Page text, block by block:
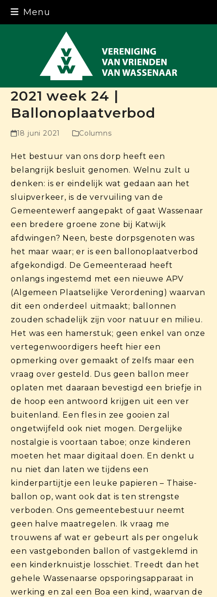
Skip
Menu
2021 week 24 |
Ballonoplaatverbod
18 juni 2021 Columns
Het bestuur van ons dorp heeft een
belangrijk besluit genomen. Welnu zult u
denken: is er eindelijk wat gedaan aan het
sluipverkeer, is de vervuiling van de
Gemeentewerf aangepakt of gaat Wassenaar
een bredere groene zone bij Katwijk
afdwingen? Neen, beste dorpsgenoten was
het maar waar; er is een ballonoplaatverbod
afgekondigd. De Gemeenteraad heeft
onlangs ingestemd met een nieuwe APV
(Algemeen Plaatselijke Verordening) waarvan
dit een onderdeel uitmaakt; ballonnen
zouden schadelijk zijn voor natuur en milieu.
Het was een hamerstuk; geen enkel van onze
vertegenwoordigers heeft hier een
opmerking over gemaakt of zelfs maar een
vraag over gesteld. Dus geen ballon meer
oplaten met daaraan bevestigd een briefje in
de hoop een antwoord krijgen uit een ver
buitenland. Een fles in zee gooien zal
ongetwijfeld ook niet mogen. Dergelijke
nostalgie is voortaan taboe; onze kinderen
moeten het maar digitaal doen. En denkt u
nu niet dan laten we tijdens een
kinderpartijtje een leuke papieren – Thaise-
ballon op, want ook dat is ten strengste
verboden. Ons gemeentebestuur neemt
geen halve maatregelen. Ik vraag me
trouwens af wat er gebeurt als per ongeluk
een vastgebonden ballon of vastgeklemd in
een kinderknuistje losschiet. Treedt dan het
gehele Wassenaarse opsporingsapparaat in
werking en zal een Boa een kind, waarvan de